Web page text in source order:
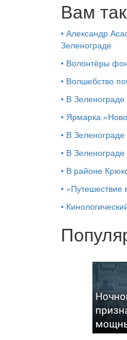
Вам
• Александр
Зеленограде
• Волонтёры
• Волшебство
• В Зеленограде
• Ярмарка
• В
• В
• В районе
• «Путешествие
•